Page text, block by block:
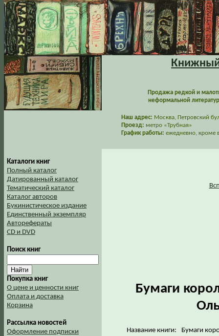
Книжный
Продажа редкой и
неформальной
Наш адрес: Москва, Петровский
Проезд: метро «Трубная»
График работы: ежедневно, кроме
Каталоги книг
Полный каталог
Датированный каталог
Тематический каталог
Каталог авторов
Букинистическое издание
Единственный экземпляр
Авторефераты
CD и DVD
Поиск книг
Покупка книг
О цене и ценности книг
Оплата и доставка
Корзина
Рассылка новостей
Оформление подписки
Бумаги
Название книги:
Бумаги